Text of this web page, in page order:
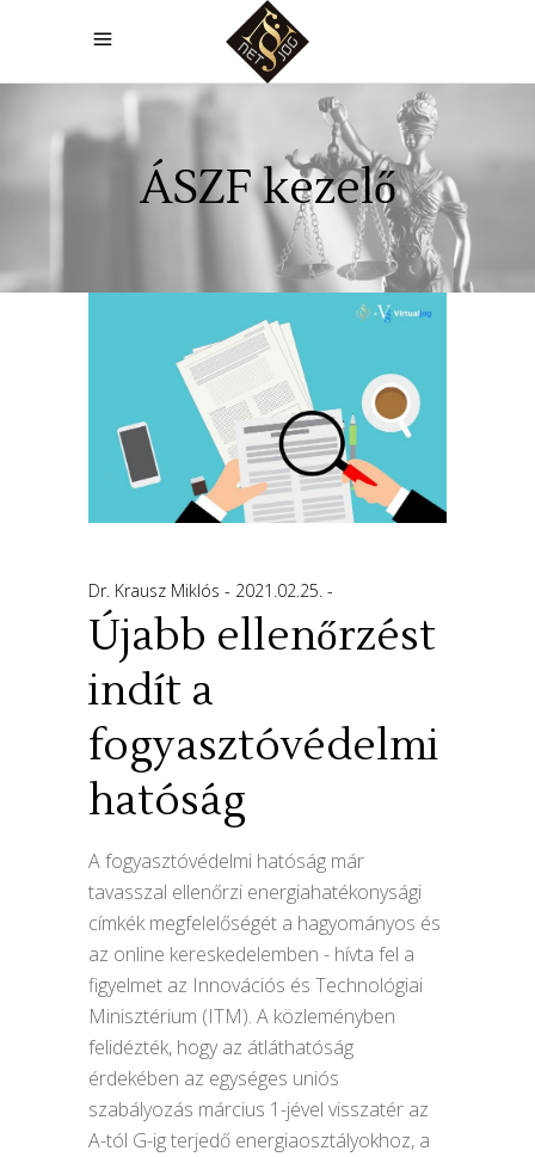
ÁSZF kezelő
Dr. Krausz Miklós 2021.02.25.
Újabb ellenőrzést
indít a
fogyasztóvédelmi
hatóság
A fogyasztóvédelmi hatóság már
tavasszal ellenőrzi energiahatékonysági
címkék megfelelőségét a hagyományos és
az online kereskedelemben - hívta fel a
figyelmet az Innovációs és Technológiai
Minisztérium (ITM). A közleményben
felidézték, hogy az átláthatóság
érdekében az egységes uniós
szabályozás március 1-jével visszatér az
A-tól G-ig terjedő energiaosztályokhoz, a